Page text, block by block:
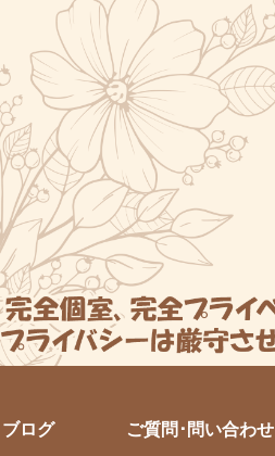
ブログ ご質問･問い合わせ